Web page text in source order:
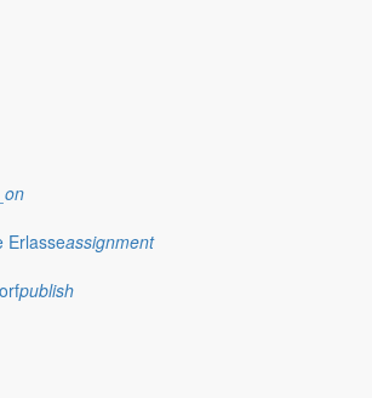
Erlasseassignment
publish